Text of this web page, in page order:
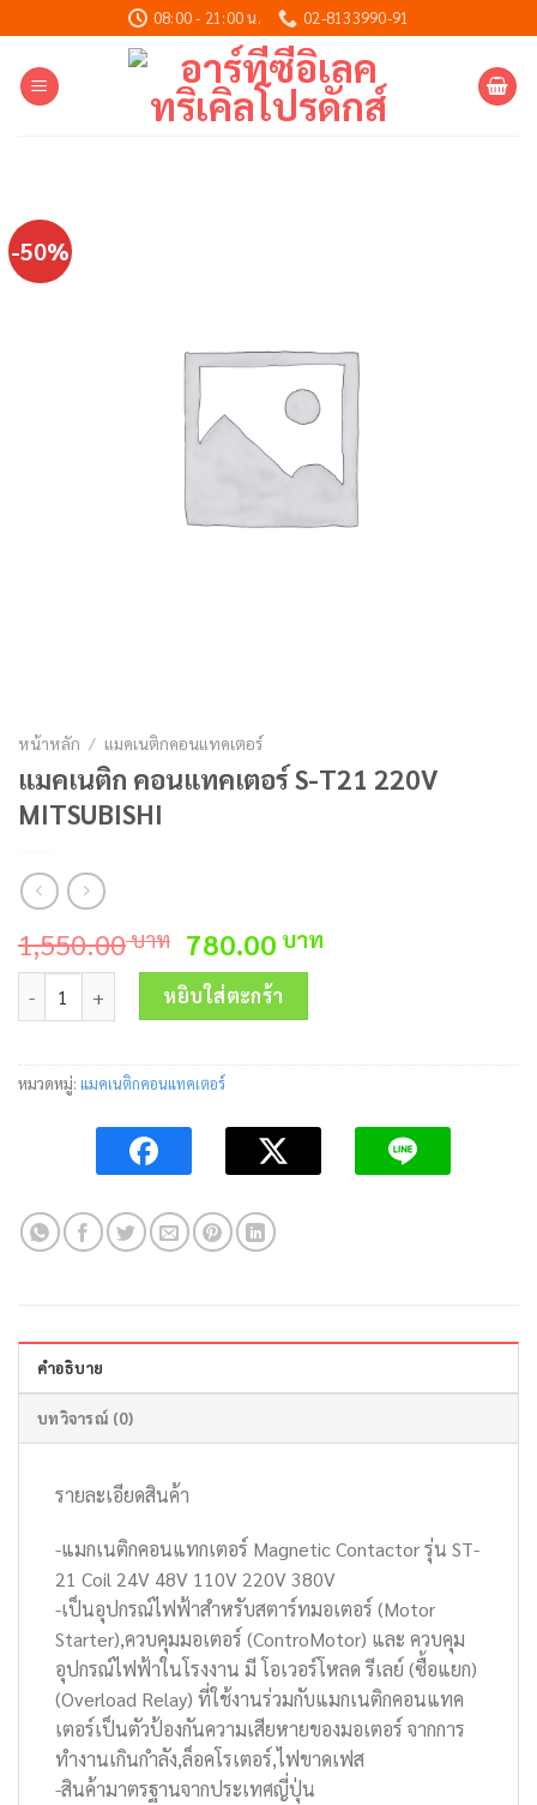
to
content
08:00 - 21:00 น. 02-8133990-91
-50%
หน้าหลัก / แมคเนติกคอนแทคเตอร์
แมคเนติก คอนแทคเตอร์ S-T21 220V
MITSUBISHI
1,550.00บาท Original
price
was:
1,550.00 บาท.
780.00 บาท
จำนวน แมคเนติก คอนแทคเตอร์ S-T21 220V MITSUBISHI ชิ้น
หยิบใส่ตะกร้า
หมวดหมู่: แมคเนติกคอนแทคเตอร์
คำอธิบาย
บทวิจารณ์ (0)
รายละเอียดสินค้า
-แมกเนติกคอนแทกเตอร์ Magnetic Contactor รุ่น ST-
21 Coil 24V 48V 110V 220V 380V
-เป็นอุปกรณ์ไฟฟ้าสำหรับสตาร์ทมอเตอร์ (Motor
Starter),ควบคุมมอเตอร์ (ControMotor) และ ควบคุม
อุปกรณ์ไฟฟ้าในโรงงาน มี โอเวอร์โหลด รีเลย์ (ซื้อแยก)
(Overload Relay) ที่ใช้งานร่วมกับแมกเนติกคอนแทค
เตอร์เป็นตัวป้องกันความเสียหายของมอเตอร์ จากการ
ทำงานเกินกำลัง,ล็อคโรเตอร์,ไฟขาดเฟส
-สินค้ามาตรฐานจากประเทศญี่ปุ่น